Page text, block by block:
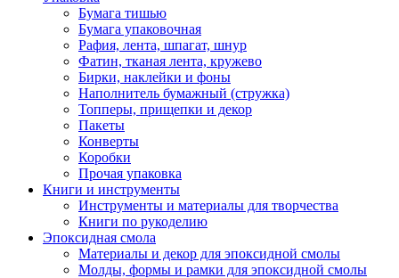
Бумага тишью
Бумага упаковочная
Рафия, лента, шпагат, шнур
Фатин, тканая лента, кружево
Бирки, наклейки и фоны
Наполнитель бумажный (стружка)
Топперы, прищепки и декор
Пакеты
Конверты
Коробки
Прочая упаковка
Книги и инструменты
Инструменты и материалы для творчества
Книги по рукоделию
Эпоксидная смола
Материалы и декор для эпоксидной смолы
Молды, формы и рамки для эпоксидной смолы